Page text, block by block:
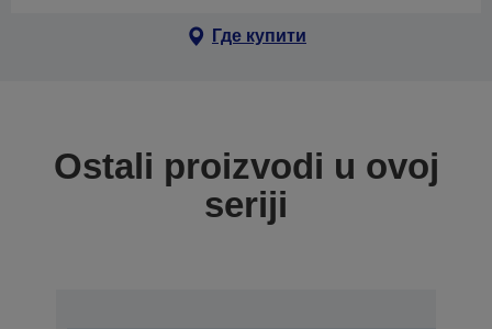
Где купити
Ostali proizvodi u ovoj
seriji